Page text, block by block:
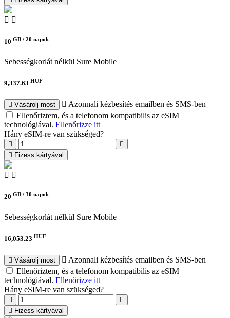
10 GB / 20 napok
Sebességkorlát nélkül Sure Mobile
9,337.63 HUF
Vásárolj most
Azonnali kézbesítés emailben és SMS-ben
Ellenőriztem, és a telefonom kompatibilis az eSIM
technológiával. Ellenőrizze itt
Hány eSIM-re van szükséged?
Fizess kártyával
20 GB / 30 napok
Sebességkorlát nélkül Sure Mobile
16,053.23 HUF
Vásárolj most
Azonnali kézbesítés emailben és SMS-ben
Ellenőriztem, és a telefonom kompatibilis az eSIM
technológiával. Ellenőrizze itt
Hány eSIM-re van szükséged?
Fizess kártyával